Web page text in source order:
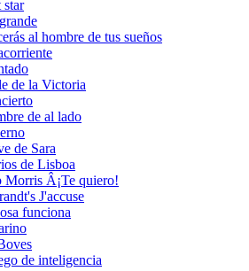
al hombre de tus sueños
de la Victoria
de al lado
de Sara
de Lisboa
Morris Â¡Te quiero!
J'accuse
funciona
de inteligencia